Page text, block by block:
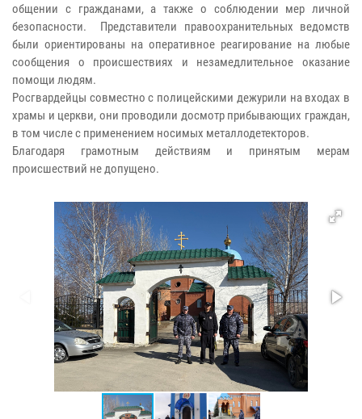
общении с гражданами, а также о соблюдении мер личной
безопасности. Представители правоохранительных ведомств
были ориентированы на оперативное реагирование на любые
сообщения о происшествиях и незамедлительное оказание
помощи людям.
Росгвардейцы совместно с полицейскими дежурили на входах в
храмы и церкви, они проводили досмотр прибывающих граждан,
в том числе с применением носимых металлодетекторов.
Благодаря грамотным действиям и принятым мерам
происшествий не допущено.